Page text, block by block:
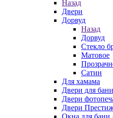
Назад
Двери
Дорвуд
Назад
Дорвуд
Стекло
Матовое
Сатин
Для хамама
Двери для
Двери
Двери
Окна для бани